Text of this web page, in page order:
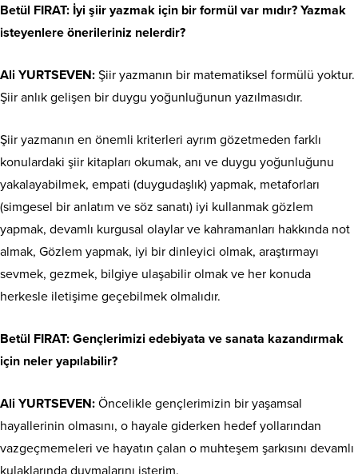
Betül FIRAT: İyi şiir yazmak için bir formül var mıdır? Yazmak
isteyenlere önerileriniz nelerdir?
Ali YURTSEVEN: Şiir yazmanın bir matematiksel formülü yoktur.
Şiir anlık gelişen bir duygu yoğunluğunun yazılmasıdır.
Şiir yazmanın en önemli kriterleri ayrım gözetmeden farklı
konulardaki şiir kitapları okumak, anı ve duygu yoğunluğunu
yakalayabilmek, empati (duygudaşlık) yapmak, metaforları
(simgesel bir anlatım ve söz sanatı) iyi kullanmak gözlem
yapmak, devamlı kurgusal olaylar ve kahramanları hakkında not
almak, Gözlem yapmak, iyi bir dinleyici olmak, araştırmayı
sevmek, gezmek, bilgiye ulaşabilir olmak ve her konuda
herkesle iletişime geçebilmek olmalıdır.
Betül FIRAT: Gençlerimizi edebiyata ve sanata kazandırmak
için neler yapılabilir?
Ali YURTSEVEN: Öncelikle gençlerimizin bir yaşamsal
hayallerinin olmasını, o hayale giderken hedef yollarından
vazgeçmemeleri ve hayatın çalan o muhteşem şarkısını devamlı
kulaklarında duymalarını isterim.